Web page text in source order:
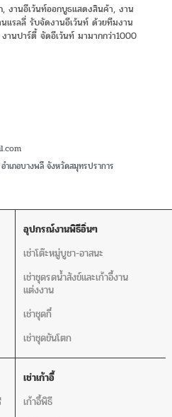
, งานอีเว้นท์ออกบูธแสดงสินค้า, งาน
แรลลี่ รับจัดงานอีเว้นท์ ด้วยทีมงาน
านปาร์ตี้ จัดอีเว้นท์ มามากกว่า1000
เภอบางพลี จังหวัดสมุทรปราการ
อุปกรณ์งานพิธีอิ่นๆ
เช่าโต๊ะหมู่บูชา-อาสนะ
เช่าชุดรดน้ำสังข์และเก้าอี้งาน
แต่งงาน
เช่าชุดกี๋
เช่าชุดขันโตก
เช่าเก้าอี้
เก้าอี้พิธี